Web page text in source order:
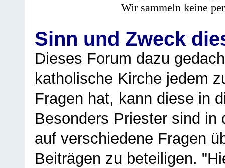
Wir sammeln keine
Sinn und Zweck
Dieses Forum dazu
katholische Kirche jedem
Fragen hat, kann diese in
Besonders Priester sind in
auf verschiedene Fragen
Beiträgen zu beteiligen.